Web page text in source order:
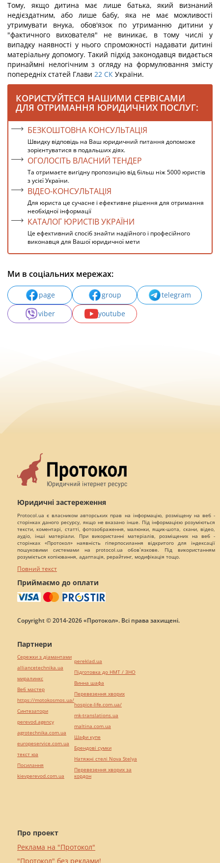
Тому, якщо дитина має лише батька, який визнаний
недієздатним, або лише бабу, яка не має можливості
утримувати внука, обов'язок по утриманню дитини у
"фактичного вихователя" не виникає, в тому числі у
випадку наявності у нього спроможності надавати дитині
матеріальну допомогу. Такий підхід законодавця видається
принаймні нелогічним з огляду на формулювання змісту
попередніх статей Глави 22 СК України.
КОРИСТУЙТЕСЯ НАШИМИ СЕРВІСАМИ
ДЛЯ ОТРИМАННЯ ЮРИДИЧНИХ ПОСЛУГ:
БЕЗКОШТОВНА КОНСУЛЬТАЦІЯ
Швидку відповідь на Ваш юридичний питання допоможе
зорієнтуватися в подальших діях.
ОГОЛОСІТЬ ВЛАСНИЙ ТЕНДЕР
Та отримаєте вигідну пропозицію від більш ніж 5000 юристів
з усієї України.
ВІДЕО-КОНСУЛЬТАЦІЯ
Для юриста це сучасне і ефективне рішення для отримання
необхідної інформації
КАТАЛОГ ЮРИСТІВ УКРАЇНИ
Це ефективний спосіб знайти надійного і професійного
виконавця для Вашої юридичної мети
Ми в соціальних мережах:
page group
telegram
viber
youtube
Юридичні застереження
Protocol.ua є власником авторських прав на інформацію, розміщену на веб -
сторінках даного ресурсу, якщо не вказано інше. Під інформацією розуміються
тексти, коментарі, статті, фотозображення, малюнки, ящик-шота, скани, відео,
аудіо, інші матеріали. При використанні матеріалів, розміщених на веб -
сторінках «Протокол» наявність гіперпосилання відкритого для індексації
пошуковими системами на protocol.ua обов`язкове. Під використанням
розуміється копіювання, адаптація, рерайтинг, модифікація тощо.
Повний текст
Приймаємо до оплати
Copyright © 2014-2026 «Протокол». Всі права захищені.
Про проект
Реклама на "Протокол"
"Протокол" без реклами!
Партнери
Сережки з діамантами
alliancetechnika.ua
миралинкс
Веб мастер
https://motokosmos.ua/
Синтезатори
perevod.agency
agrotechnika.com.ua
europeservice.com.ua
текст юа
Посилання
kievperevod.com.ua
pereklad.ua
Підготовка до НМТ / ЗНО
Винна шафа
Перевезення хворих
hospice-life.com.ua/
mk-translations.ua
maltina.com.ua
Шафи купе
Брендові сумки
Натяжні стелі Nova Stelya
Перевезення хворих за
кордон